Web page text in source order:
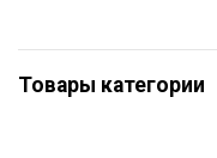
Товары категории